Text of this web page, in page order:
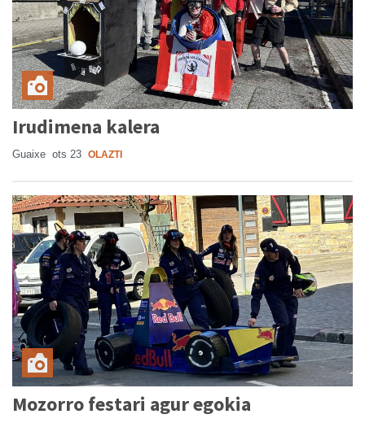
Irudimena kalera
Guaixe ots 23 OLAZTI
Mozorro festari agur egokia